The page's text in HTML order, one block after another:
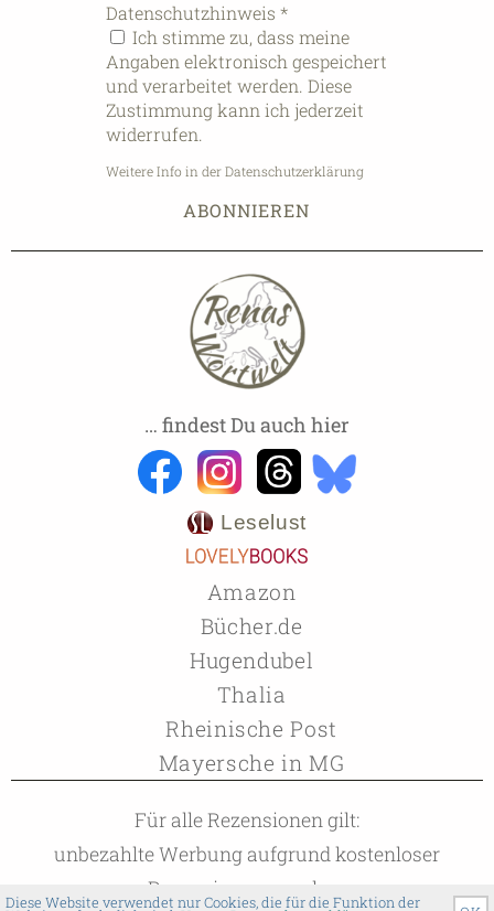
Datenschutzhinweis *
Ich stimme zu, dass meine
Angaben elektronisch gespeichert
und verarbeitet werden. Diese
Zustimmung kann ich jederzeit
widerrufen.
Weitere Info in der Datenschutzerklärung
… findest Du auch hier
Leselust
Amazon
Bücher.de
Hugendubel
Thalia
Rheinische Post
Mayersche in MG
Für alle Rezensionen gilt:
unbezahlte Werbung aufgrund kostenloser
Rezensionsexemplare
Diese Website verwendet nur Cookies, die für die Funktion der